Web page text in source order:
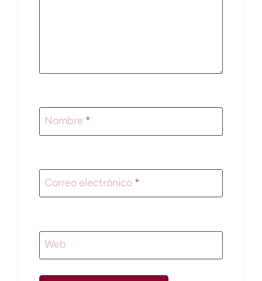
Nombre *
Correo electrónico *
Web